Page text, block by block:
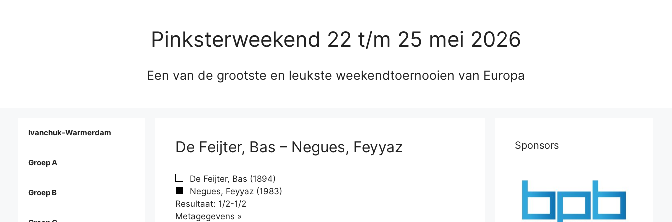
Pinksterweekend 22 t/m 25 mei 2026
Een van de grootste en leukste weekendtoernooien van Europa
De Feijter, Bas – Negues, Feyyaz
De Feijter, Bas (1894)
Negues, Feyyaz (1983)
Resultaat: 1/2-1/2
Metagegevens »
Ivanchuk-Warmerdam
Groep A
Groep B
Sponsors